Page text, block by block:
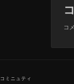
コ
コミニュティ